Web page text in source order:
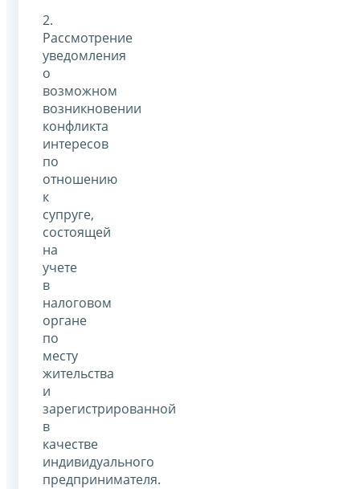
2.
Рассмотрение
уведомления
о
возможном
возникновении
конфликта
интересов
по
отношению
к
супруге,
состоящей
на
учете
в
налоговом
органе
по
месту
жительства
и
зарегистрированной
в
качестве
индивидуального
предпринимателя.